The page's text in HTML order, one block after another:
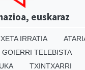
euskaraz
IRRATIA
GOIERRI TELEBISTA
TXINTXARRI